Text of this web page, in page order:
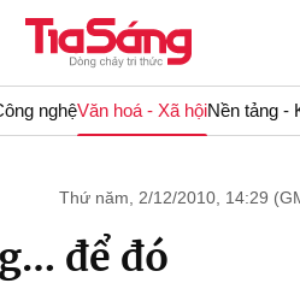
nghệVăn hoá - Xã hộiNền tảng -
Thứ năm, 2/12/2010, 14:29
để đó